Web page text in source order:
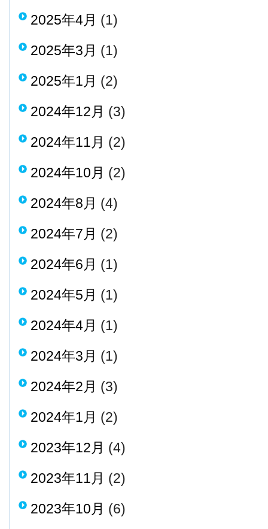
2025年4月 (1)
2025年3月 (1)
2025年1月 (2)
2024年12月 (3)
2024年11月 (2)
2024年10月 (2)
2024年8月 (4)
2024年7月 (2)
2024年6月 (1)
2024年5月 (1)
2024年4月 (1)
2024年3月 (1)
2024年2月 (3)
2024年1月 (2)
2023年12月 (4)
2023年11月 (2)
2023年10月 (6)